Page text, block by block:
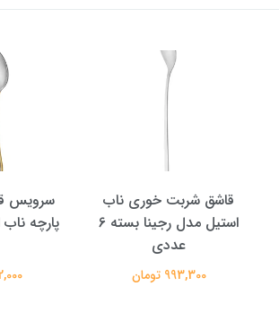
قاشق شربت خوری ناب
استیل مدل رجینا بسته 6
عددی
993,300 تومان
پارچه